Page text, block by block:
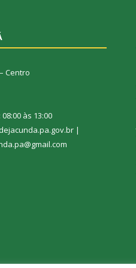
Centro
às 13:00
|